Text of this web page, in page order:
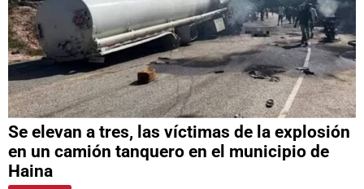
Se elevan a tres, las víctimas de la explosión
en un camión tanquero en el municipio de
Haina